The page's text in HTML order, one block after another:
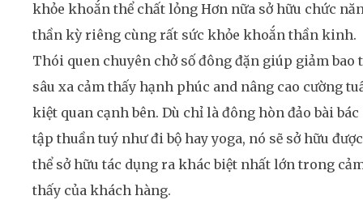
khỏe khoắn thể chất lỏng Hơn nữa sở hữu chức
thần kỳ riêng cùng rất sức khỏe khoắn thần kinh.
Thói quen chuyên chở số đông đặn giúp giảm bao
sâu xa cảm thấy hạnh phúc and nâng cao cường
kiệt quan cạnh bên. Dù chỉ là đông hòn đảo bài bác
tập thuần tuý như đi bộ hay yoga, nó sẽ sở hữu được
thể sở hữu tác dụng ra khác biệt nhất lớn trong
thấy của khách hàng.